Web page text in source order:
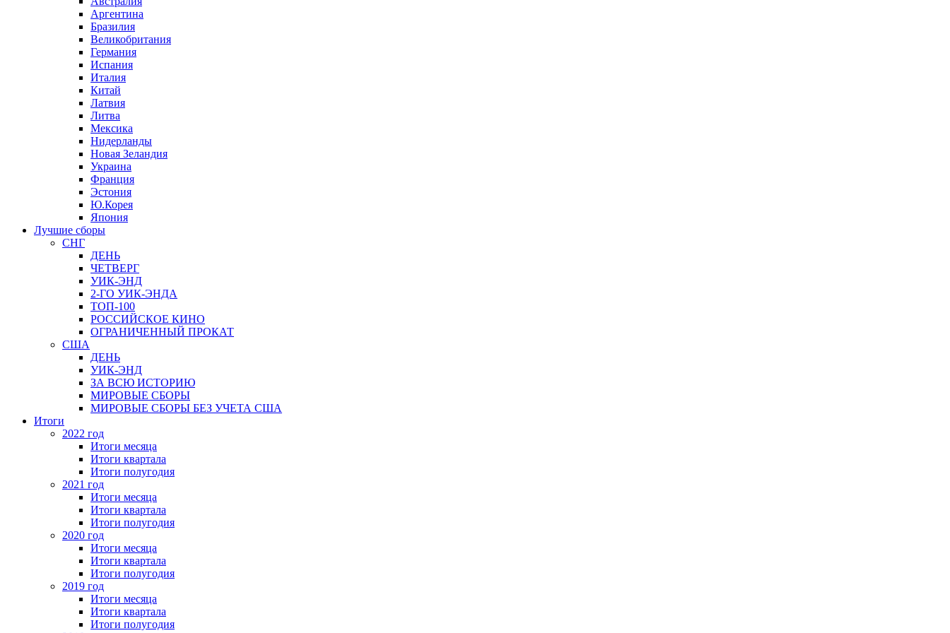
Аргентина
Бразилия
Великобритания
Германия
Испания
Италия
Китай
Латвия
Литва
Мексика
Нидерланды
Новая Зеландия
Украина
Франция
Эстония
Ю.Корея
Япония
Лучшие сборы
СНГ
ДЕНЬ
ЧЕТВЕРГ
УИК-ЭНД
2-ГО УИК-ЭНДА
ТОП-100
РОССИЙСКОЕ КИНО
ОГРАНИЧЕННЫЙ ПРОКАТ
США
ДЕНЬ
УИК-ЭНД
ЗА ВСЮ ИСТОРИЮ
МИРОВЫЕ СБОРЫ
МИРОВЫЕ СБОРЫ БЕЗ УЧЕТА США
Итоги
2022 год
Итоги месяца
Итоги квартала
Итоги полугодия
2021 год
Итоги месяца
Итоги квартала
Итоги полугодия
2020 год
Итоги месяца
Итоги квартала
Итоги полугодия
2019 год
Итоги месяца
Итоги квартала
Итоги полугодия